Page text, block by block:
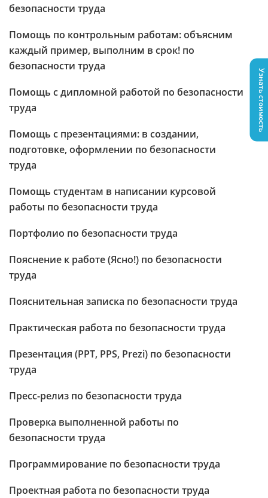
безопасности труда
Помощь по контрольным работам: объясним
каждый пример, выполним в срок! по
безопасности труда
Помощь с дипломной работой по безопасности
труда
Помощь с презентациями: в создании,
подготовке, оформлении по безопасности
труда
Помощь студентам в написании курсовой
работы по безопасности труда
Портфолио по безопасности труда
Пояснение к работе (Ясно!) по безопасности
труда
Пояснительная записка по безопасности труда
Практическая работа по безопасности труда
Презентация (PPT, PPS, Prezi) по безопасности
труда
Пресс-релиз по безопасности труда
Проверка выполненной работы по
безопасности труда
Программирование по безопасности труда
Проектная работа по безопасности труда
Узнать стоимость